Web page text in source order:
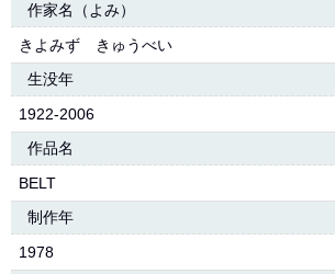
作家名（よみ）
きよみず きゅうべい
生没年
1922-2006
作品名
BELT
制作年
1978